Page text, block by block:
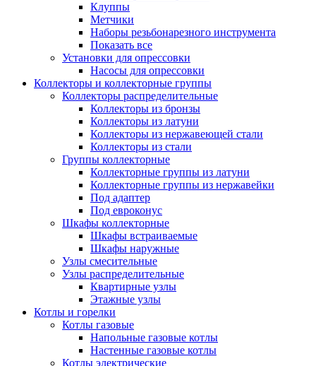
Клуппы
Метчики
Наборы резьбонарезного инструмента
Показать все
Установки для опрессовки
Насосы для опрессовки
Коллекторы и коллекторные группы
Коллекторы распределительные
Коллекторы из бронзы
Коллекторы из латуни
Коллекторы из нержавеющей стали
Коллекторы из стали
Группы коллекторные
Коллекторные группы из латуни
Коллекторные группы из нержавейки
Под адаптер
Под евроконус
Шкафы коллекторные
Шкафы встраиваемые
Шкафы наружные
Узлы смесительные
Узлы распределительные
Квартирные узлы
Этажные узлы
Котлы и горелки
Котлы газовые
Напольные газовые котлы
Настенные газовые котлы
Котлы электрические